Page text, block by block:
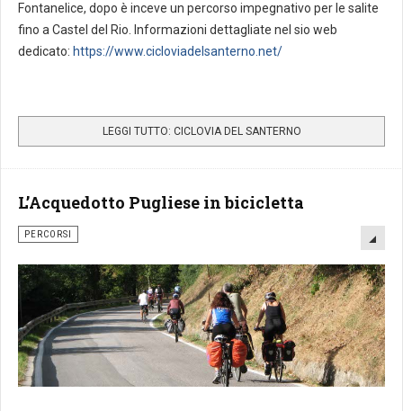
Fontanelice, dopo è inceve un percorso impegnativo per le salite
fino a Castel del Rio. Informazioni dettagliate nel sio web
dedicato: https://www.cicloviadelsanterno.net/
LEGGI TUTTO: CICLOVIA DEL SANTERNO
L’Acquedotto Pugliese in bicicletta
PERCORSI